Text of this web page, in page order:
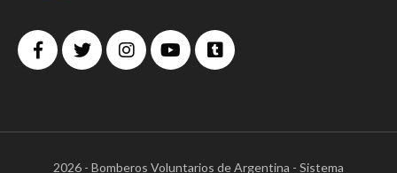
2026 - Bomberos Voluntarios de Argentina - Sistema